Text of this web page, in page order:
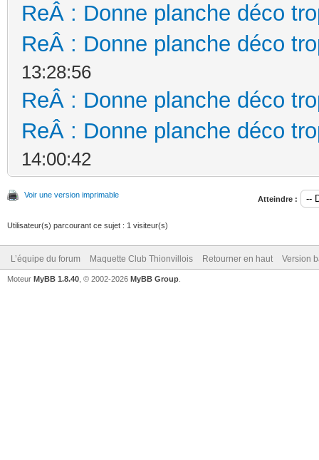
ReÂ : Donne planche déco
ReÂ : Donne planche déco
13:28:56
ReÂ : Donne planche déco
ReÂ : Donne planche déco
14:00:42
Voir une version imprimable Atteindre :
Utilisateur(s) parcourant ce sujet : 1 visiteur(s)
L’équipe du forum Maquette Club Thionvillois Retourner en haut Version
Moteur MyBB 1.8.40 , © 2002-2026 MyBB Group